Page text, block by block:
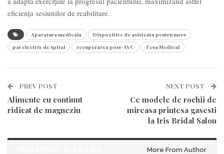
eficiența sesiunilor de reabilitare.
Aparatura medicala
Dispozitive de asistenta pentru mers
pat electric de spital
recuperarea post-AVC Tesa Medical
PREV POST
Alimente cu continut
ridicat de magneziu
NEXT POST
Ce modele de rochii de
mireasa printesa gasesti
la Iris Bridal Salon
More From Author